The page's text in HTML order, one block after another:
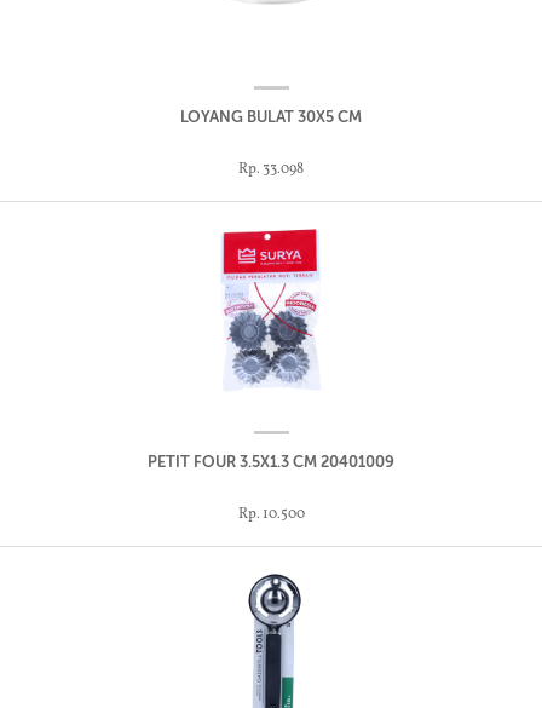
LOYANG BULAT 30X5 CM
Rp. 33.098
PETIT FOUR 3.5X1.3 CM 20401009
Rp. 10.500